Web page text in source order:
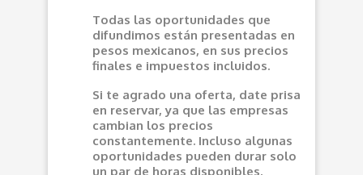
Todas las oportunidades que
difundimos están presentadas en
pesos mexicanos, en sus precios
finales e impuestos incluidos.
Si te agrado una oferta, date prisa
en reservar, ya que las empresas
cambian los precios
constantemente. Incluso algunas
oportunidades pueden durar solo
un par de horas disponibles.